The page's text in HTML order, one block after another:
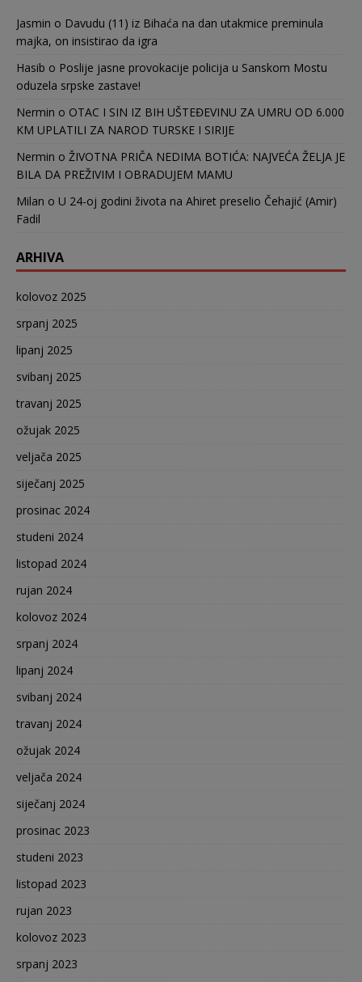
Jasmin o Davudu (11) iz Bihaća na dan utakmice preminula
majka, on insistirao da igra
Hasib o Poslije jasne provokacije policija u Sanskom Mostu
oduzela srpske zastave!
Nermin o OTAC I SIN IZ BIH UŠTEĐEVINU ZA UMRU OD 6.000
KM UPLATILI ZA NAROD TURSKE I SIRIJE
Nermin o ŽIVOTNA PRIČA NEDIMA BOTIĆA: NAJVEĆA ŽELJA JE
BILA DA PREŽIVIM I OBRADUJEM MAMU
Milan o U 24-oj godini života na Ahiret preselio Čehajić (Amir)
Fadil
ARHIVA
kolovoz 2025
srpanj 2025
lipanj 2025
svibanj 2025
travanj 2025
ožujak 2025
veljača 2025
siječanj 2025
prosinac 2024
studeni 2024
listopad 2024
rujan 2024
kolovoz 2024
srpanj 2024
lipanj 2024
svibanj 2024
travanj 2024
ožujak 2024
veljača 2024
siječanj 2024
prosinac 2023
studeni 2023
listopad 2023
rujan 2023
kolovoz 2023
srpanj 2023